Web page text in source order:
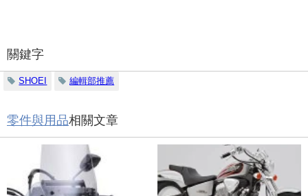
關鍵字
SHOEI 編輯部推薦
零件與用品相關文章